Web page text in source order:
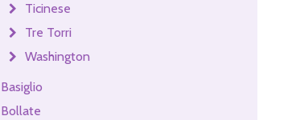
Ticinese
Tre Torri
Washington
Basiglio
Bollate